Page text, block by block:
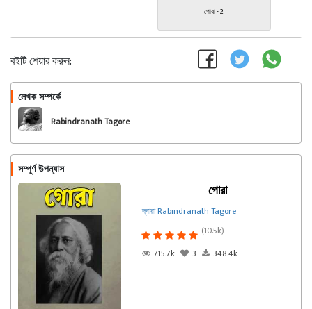
গোরা - 2
বইটি শেয়ার করুন:
লেখক সম্পর্কে
Rabindranath Tagore
সম্পূর্ণ উপন্যাস
গোরা
দ্বারা Rabindranath Tagore
(10.5k)
715.7k
3 348.4k